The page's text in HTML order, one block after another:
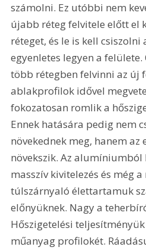
számolni. Ez utóbbi nem
újabb réteg felvitele előtt el
réteget, és le is kell
egyenletes legyen a
több rétegben felvinni az új
ablakprofilok idővel
fokozatosan romlik a
Ennek hatására pedig nem
növekednek meg, hanem az
növekszik. Az
masszív kivitelezés és még
túlszárnyaló élettartamuk
előnyüknek. Nagy a
Hőszigetelési
műanyag profilokét.